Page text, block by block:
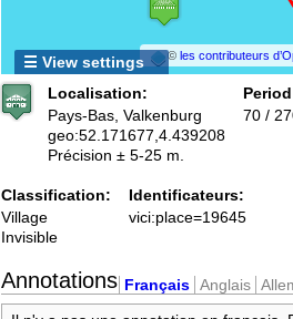
©les contributeurs
☰ View settings
Localisation:
Pays-Bas, Valkenburg
geo:52.171677,4.439208
Précision ± 5-25 m.
70 /
Classification:
Village
Invisible
Identificateurs:
vici:place=19645
Annotations Français Anglais